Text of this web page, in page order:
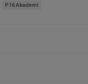
P16 Akademi